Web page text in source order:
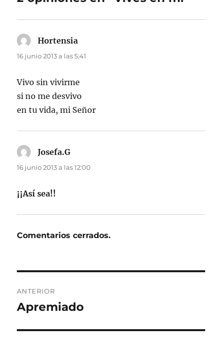
Hortensia
16 junio 2013 a las 5:41
Vivo sin vivirme
si no me desvivo
en tu vida, mi Señor
Josefa.G
16 junio 2013 a las 12:00
¡¡Así sea!!
Comentarios cerrados.
de
ANTERIOR
Entrada
Apremiado